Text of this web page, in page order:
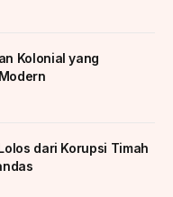
Kolonial yang
dari Korupsi Timah